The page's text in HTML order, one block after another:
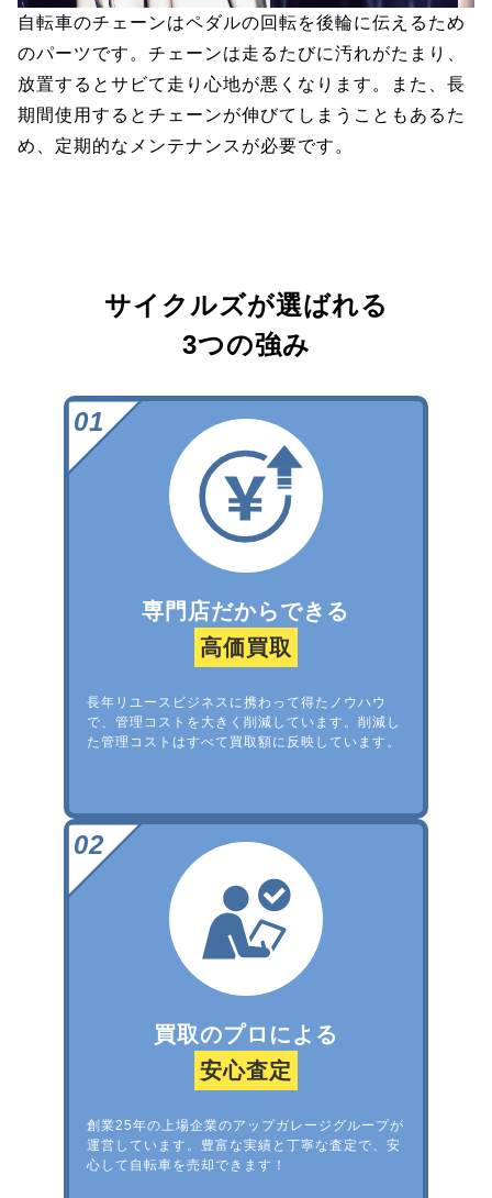
自転車のチェーンはペダルの回転を後輪に伝えるため
のパーツです。チェーンは走るたびに汚れがたまり、
放置するとサビて走り心地が悪くなります。また、長
期間使用するとチェーンが伸びてしまうこともあるた
め、定期的なメンテナンスが必要です。
サイクルズが選ばれる
3つの強み
専門店だからできる
高価買取
長年リユースビジネスに携わって得たノウハウ
で、管理コストを大きく削減しています。削減し
た管理コストはすべて買取額に反映しています。
買取のプロによる
安心査定
創業25年の上場企業のアップガレージグループが
運営しています。豊富な実績と丁寧な査定で、安
心して自転車を売却できます！